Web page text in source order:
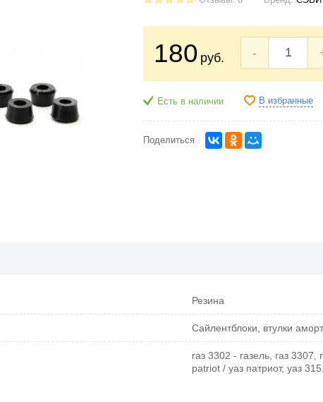
180 руб. -
Есть в наличии В избранные
Поделиться
Резина
Сайлентблоки, втулки
газ 3302 - газель, газ
patriot / уаз патриот, уаз